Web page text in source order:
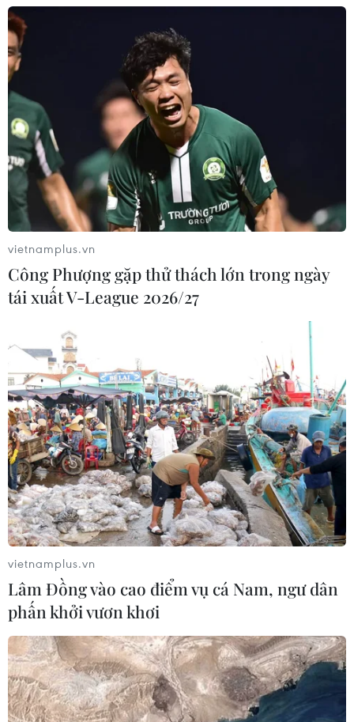
vietnamplus.vn
Công Phượng gặp thử thách lớn trong ngày
tái xuất V-League 2026/27
vietnamplus.vn
Lâm Đồng vào cao điểm vụ cá Nam, ngư dân
phấn khởi vươn khơi